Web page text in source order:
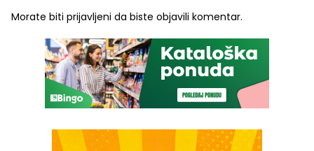
Morate biti prijavljeni da biste objavili komentar.